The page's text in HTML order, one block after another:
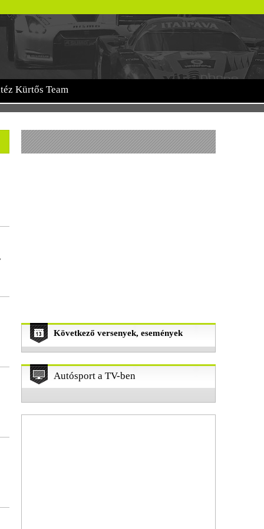
Kürtős Team
Következő versenyek, események
Autósport a TV-ben